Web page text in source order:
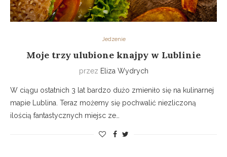
Jedzenie
Moje trzy ulubione knajpy w Lublinie
przez Eliza Wydrych
W ciągu ostatnich 3 lat bardzo dużo zmieniło się na kulinarnej
mapie Lublina. Teraz możemy się pochwalić niezliczoną
ilością fantastycznych miejsc ze…